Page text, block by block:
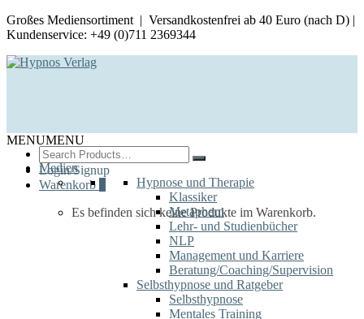
Großes Mediensortiment | Versandkostenfrei ab 40 Euro (nach D) |
Kundenservice: +49 (0)711 2369344
Search
for:
Login/Signup
Warenkorb
Es befinden sich keine Produkte im Warenkorb.
MENUMENU
Medien
Hypnose und Therapie
Klassiker
Metaphern
Lehr- und Studienbücher
NLP
Management und Karriere
Beratung/Coaching/Supervision
Selbsthypnose und Ratgeber
Selbsthypnose
Mentales Training